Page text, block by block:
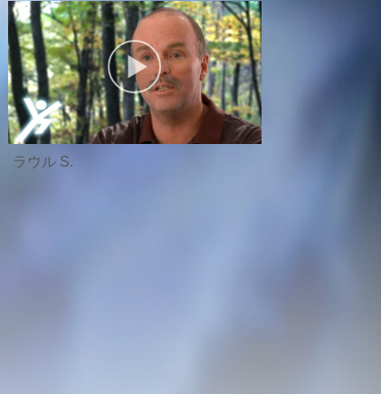
ラウル S.